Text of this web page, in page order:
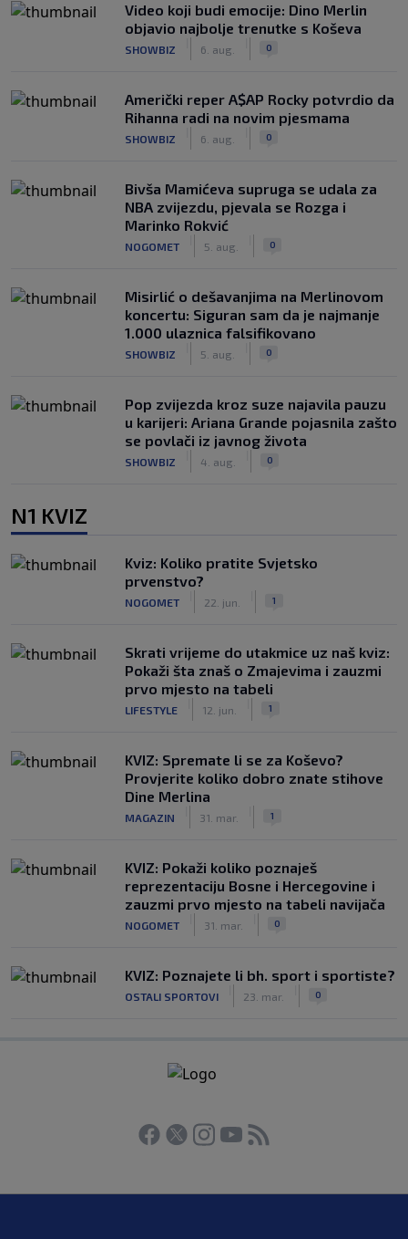
Video koji budi emocije: Dino Merlin
objavio najbolje trenutke s Koševa
SHOWBIZ 6. aug. 0
Američki reper A$AP Rocky potvrdio da
Rihanna radi na novim pjesmama
SHOWBIZ 6. aug. 0
Bivša Mamićeva supruga se udala za
NBA zvijezdu, pjevala se Rozga i
Marinko Rokvić
NOGOMET 5. aug. 0
Misirlić o dešavanjima na Merlinovom
koncertu: Siguran sam da je najmanje
1.000 ulaznica falsifikovano
SHOWBIZ 5. aug. 0
Pop zvijezda kroz suze najavila pauzu
u karijeri: Ariana Grande pojasnila zašto
se povlači iz javnog života
SHOWBIZ 4. aug. 0
N1 KVIZ
Kviz: Koliko pratite Svjetsko
prvenstvo?
NOGOMET 22. jun. 1
Skrati vrijeme do utakmice uz naš kviz:
Pokaži šta znaš o Zmajevima i zauzmi
prvo mjesto na tabeli
LIFESTYLE 12. jun. 1
KVIZ: Spremate li se za Koševo?
Provjerite koliko dobro znate stihove
Dine Merlina
MAGAZIN 31. mar. 1
KVIZ: Pokaži koliko poznaješ
reprezentaciju Bosne i Hercegovine i
zauzmi prvo mjesto na tabeli navijača
NOGOMET 31. mar. 0
KVIZ: Poznajete li bh. sport i sportiste?
OSTALI SPORTOVI 23. mar. 0